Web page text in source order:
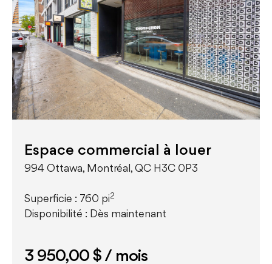
Espace commercial à louer
994 Ottawa, Montréal, QC H3C 0P3
Superficie : 760 pi2
Disponibilité : Dès maintenant
3 950,00 $/ mois